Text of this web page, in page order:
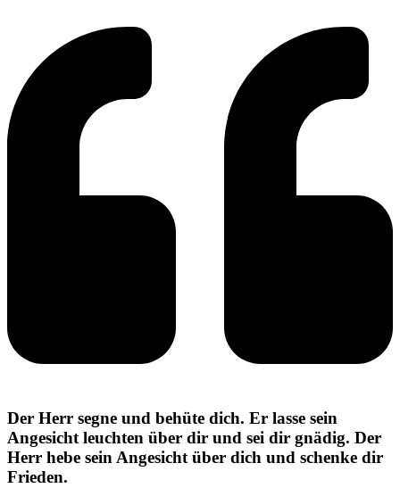
Der Herr segne und behüte dich. Er lasse sein
Angesicht leuchten über dir und sei dir gnädig. Der
Herr hebe sein Angesicht über dich und schenke dir
Frieden.